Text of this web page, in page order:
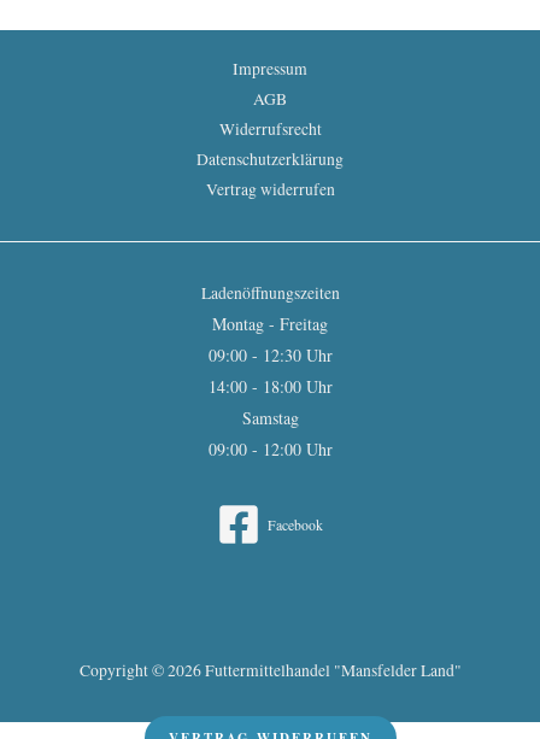
Impressum
AGB
Widerrufsrecht
Datenschutzerklärung
Vertrag widerrufen
Ladenöffnungszeiten
Montag - Freitag
09:00 - 12:30 Uhr
14:00 - 18:00 Uhr
Samstag
09:00 - 12:00 Uhr
Facebook
Copyright © 2026 Futtermittelhandel "Mansfelder Land"